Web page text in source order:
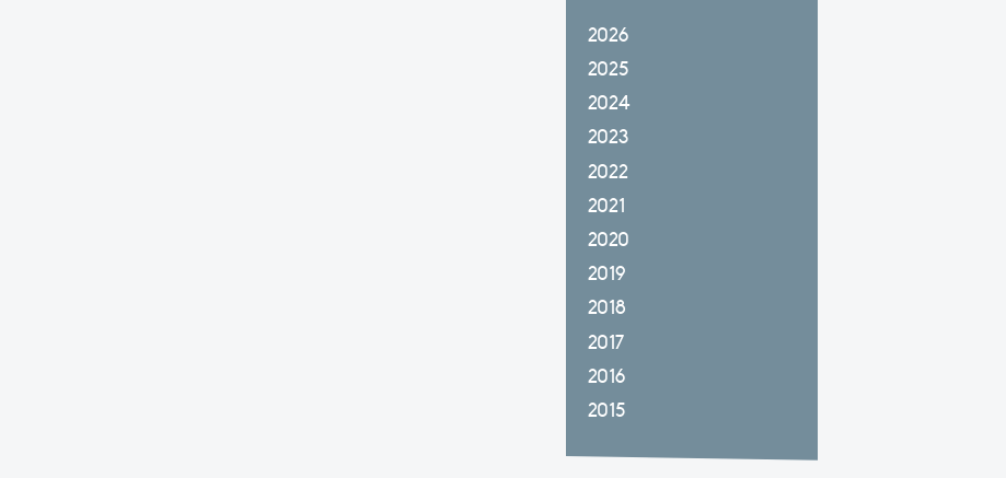
2026
2025
2024
2023
2022
2021
2020
2019
2018
2017
2016
2015